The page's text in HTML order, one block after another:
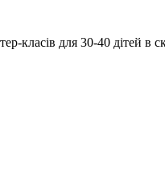
класів для 30-40 дітей